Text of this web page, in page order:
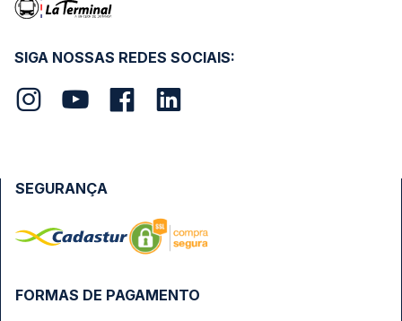
SIGA NOSSAS REDES SOCIAIS:
FORMAS DE PAGAMENTO
SEGURANÇA